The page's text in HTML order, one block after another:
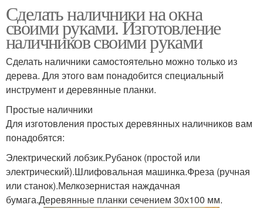
Резные шаблоны
наличников
Наличники на двери
Древесины для резных
Оконные наличники
Сделать наличники на окна
своими руками. Изготовление
наличников своими руками
Сделать наличники самостоятельно можно только из
дерева. Для этого вам понадобится специальный
инструмент и деревянные планки.
Простые наличники
Для изготовления простых деревянных наличников вам
понадобятся:
Электрический лобзик.Рубанок (простой или
электрический).Шлифовальная машинка.Фреза (ручная
или станок).Мелкозернистая наждачная
бумага.Деревянные планки сечением 30х100 мм.